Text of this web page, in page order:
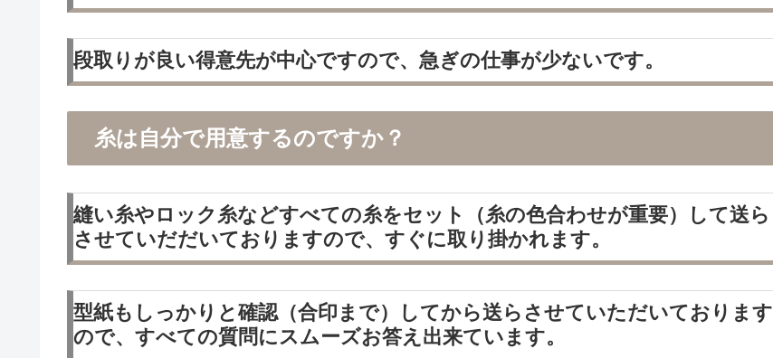
段取りが良い得意先が中心ですので、急ぎの仕事が少ないです。
糸は自分で用意するのですか？
縫い糸やロック糸などすべての糸をセット（糸の色合わせが重要）して送ら
させていだだいておりますので、すぐに取り掛かれます。
型紙もしっかりと確認（合印まで）してから送らさせていただいております
ので、すべての質問にスムーズお答え出来ています。